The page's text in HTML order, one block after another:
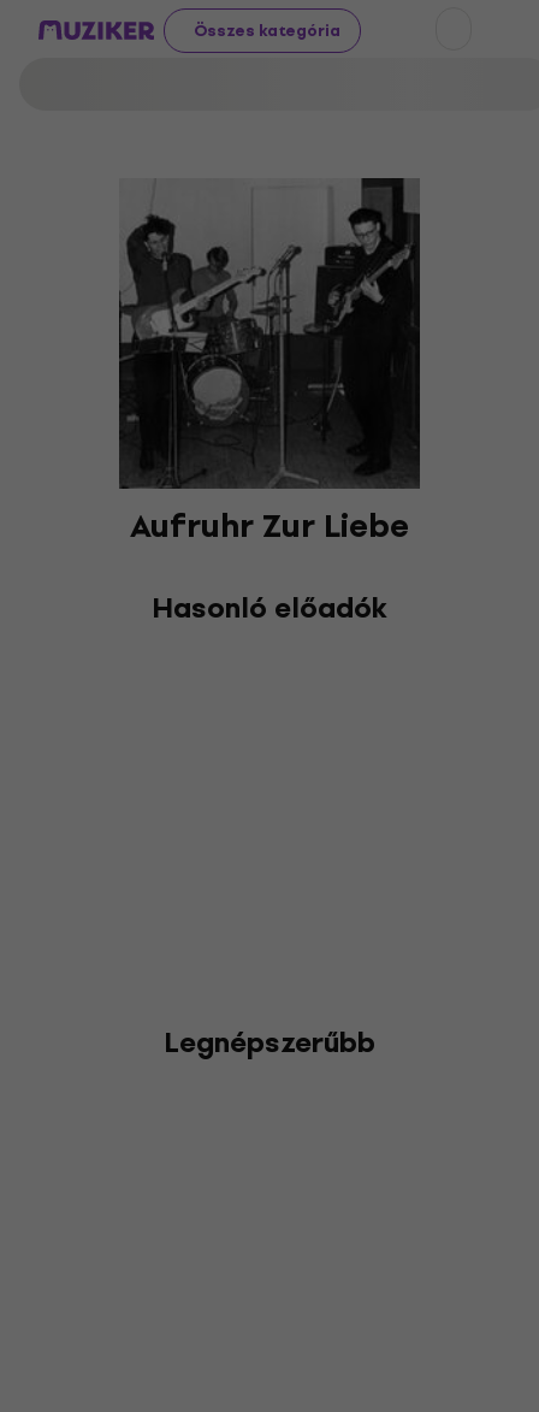
Összes kategória
Aufruhr Zur Liebe
Hasonló előadók
Legnépszerűbb